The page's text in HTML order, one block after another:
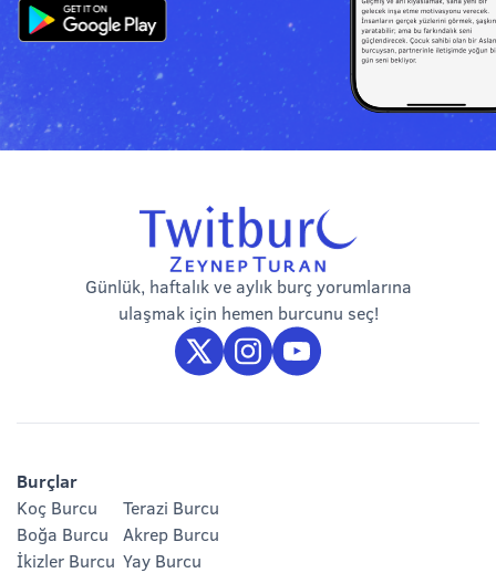
Günlük, haftalık ve aylık burç yorumlarına
ulaşmak için hemen burcunu seç!
Burçlar
Koç Burcu
Boğa Burcu
İkizler Burcu
Terazi Burcu
Akrep Burcu
Yay Burcu